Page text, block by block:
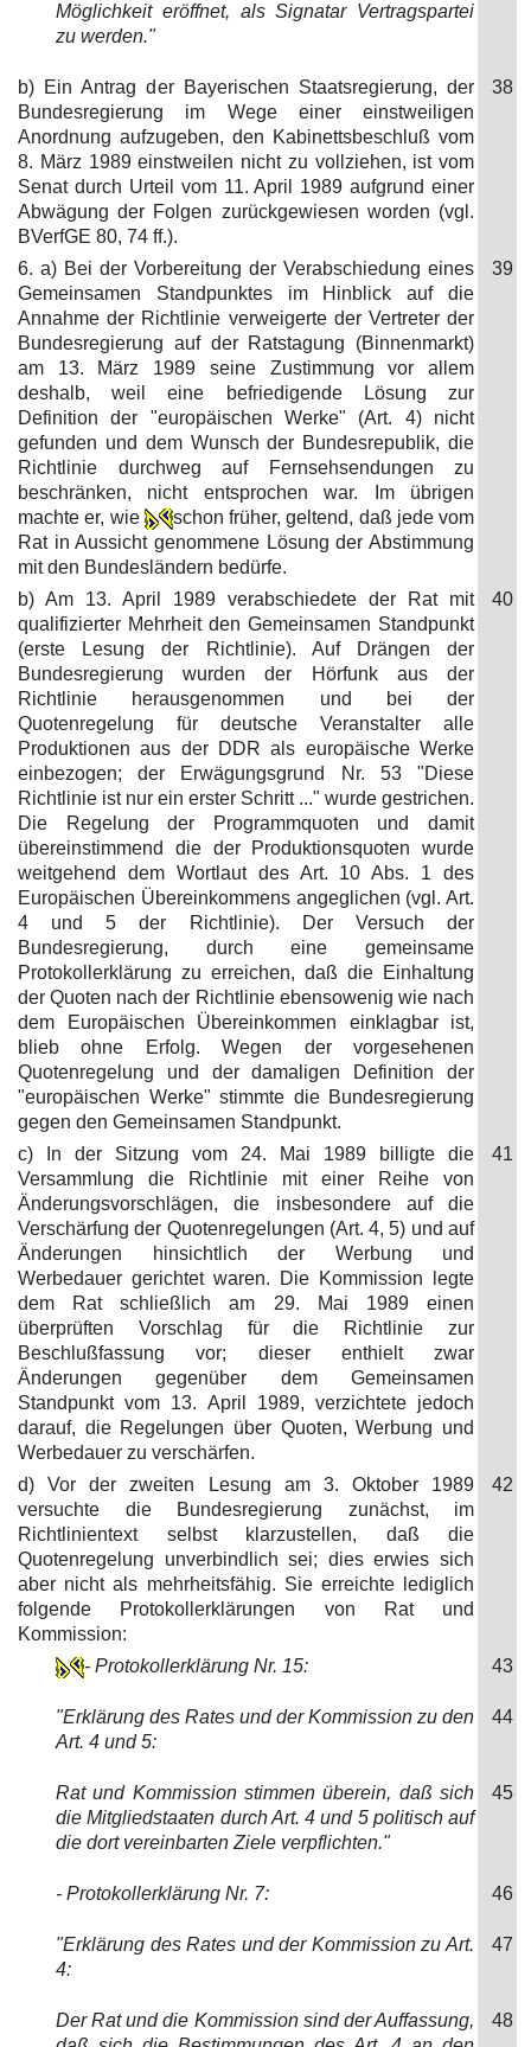
Möglichkeit eröffnet, als Signatar Vertragspartei
zu werden."
b) Ein Antrag der Bayerischen Staatsregierung, der
Bundesregierung im Wege einer einstweiligen
Anordnung aufzugeben, den Kabinettsbeschluß vom
8. März 1989 einstweilen nicht zu vollziehen, ist vom
Senat durch Urteil vom 11. April 1989 aufgrund einer
Abwägung der Folgen zurückgewiesen worden (vgl.
BVerfGE 80, 74 ff.).
38
6. a) Bei der Vorbereitung der Verabschiedung eines
Gemeinsamen Standpunktes im Hinblick auf die
Annahme der Richtlinie verweigerte der Vertreter der
Bundesregierung auf der Ratstagung (Binnenmarkt)
am 13. März 1989 seine Zustimmung vor allem
deshalb, weil eine befriedigende Lösung zur
Definition der "europäischen Werke" (Art. 4) nicht
gefunden und dem Wunsch der Bundesrepublik, die
Richtlinie durchweg auf Fernsehsendungen zu
beschränken, nicht entsprochen war. Im übrigen
machte er, wie
schon früher, geltend, daß jede vom
Rat in Aussicht genommene Lösung der Abstimmung
mit den Bundesländern bedürfe.
39
b) Am 13. April 1989 verabschiedete der Rat mit
qualifizierter Mehrheit den Gemeinsamen Standpunkt
(erste Lesung der Richtlinie). Auf Drängen der
Bundesregierung wurden der Hörfunk aus der
Richtlinie herausgenommen und bei der
Quotenregelung für deutsche Veranstalter alle
Produktionen aus der DDR als europäische Werke
einbezogen; der Erwägungsgrund Nr. 53 "Diese
Richtlinie ist nur ein erster Schritt ..." wurde gestrichen.
Die Regelung der Programmquoten und damit
übereinstimmend die der Produktionsquoten wurde
weitgehend dem Wortlaut des Art. 10 Abs. 1 des
Europäischen Übereinkommens angeglichen (vgl. Art.
4 und 5 der Richtlinie). Der Versuch der
Bundesregierung, durch eine gemeinsame
Protokollerklärung zu erreichen, daß die Einhaltung
der Quoten nach der Richtlinie ebensowenig wie nach
dem Europäischen Übereinkommen einklagbar ist,
blieb ohne Erfolg. Wegen der vorgesehenen
Quotenregelung und der damaligen Definition der
"europäischen Werke" stimmte die Bundesregierung
gegen den Gemeinsamen Standpunkt.
40
c) In der Sitzung vom 24. Mai 1989 billigte die
Versammlung die Richtlinie mit einer Reihe von
Änderungsvorschlägen, die insbesondere auf die
Verschärfung der Quotenregelungen (Art. 4, 5) und auf
Änderungen hinsichtlich der Werbung und
Werbedauer gerichtet waren. Die Kommission legte
dem Rat schließlich am 29. Mai 1989 einen
überprüften Vorschlag für die Richtlinie zur
Beschlußfassung vor; dieser enthielt zwar
Änderungen gegenüber dem Gemeinsamen
Standpunkt vom 13. April 1989, verzichtete jedoch
darauf, die Regelungen über Quoten, Werbung und
Werbedauer zu verschärfen.
41
d) Vor der zweiten Lesung am 3. Oktober 1989
versuchte die Bundesregierung zunächst, im
Richtlinientext selbst klarzustellen, daß die
Quotenregelung unverbindlich sei; dies erwies sich
aber nicht als mehrheitsfähig. Sie erreichte lediglich
folgende Protokollerklärungen von Rat und
Kommission:
42
- Protokollerklärung Nr. 15: 43
"Erklärung des Rates und der Kommission zu den
Art. 4 und 5:
44
Rat und Kommission stimmen überein, daß sich
die Mitgliedstaaten durch Art. 4 und 5 politisch auf
die dort vereinbarten Ziele verpflichten."
45
- Protokollerklärung Nr. 7: 46
"Erklärung des Rates und der Kommission zu Art.
4:
47
Der Rat und die Kommission sind der Auffassung,
48